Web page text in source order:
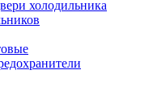
холодильника